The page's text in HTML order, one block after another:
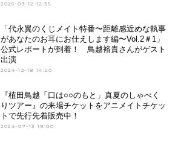
2025-03-12 12:35
「代永翼のくじメイト特番〜距離感近めな執事
があなたのお耳にお仕えします編〜Vol.2＃1」
公式レポートが到着！ 鳥越裕貴さんがゲスト
出演
2024-12-18 14:20
『植田鳥越「口は○○のもと」真夏のしゃべく
りツアー』の来場チケットをアニメイトチケッ
トで先行先着販売中！
2024-07-13 19:00